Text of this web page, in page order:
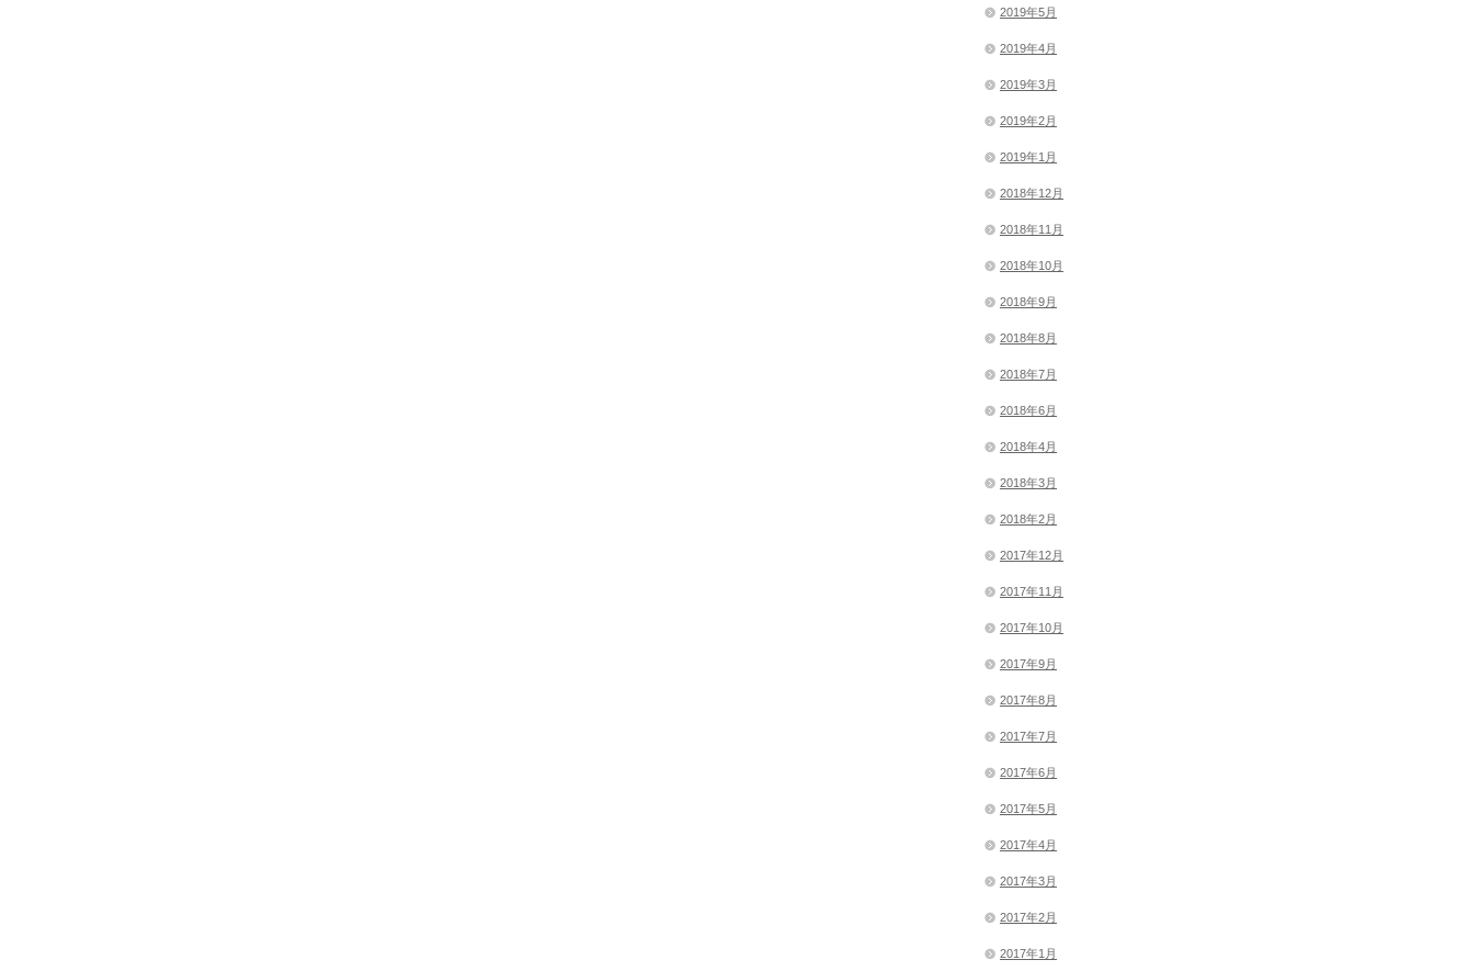
2019年5月
2019年4月
2019年3月
2019年2月
2019年1月
2018年12月
2018年11月
2018年10月
2018年9月
2018年8月
2018年7月
2018年6月
2018年4月
2018年3月
2018年2月
2017年12月
2017年11月
2017年10月
2017年9月
2017年8月
2017年7月
2017年6月
2017年5月
2017年4月
2017年3月
2017年2月
2017年1月